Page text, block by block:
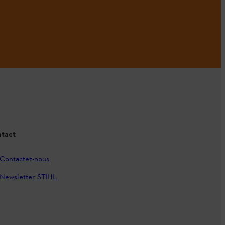
Contactez-nous
Newsletter STIHL